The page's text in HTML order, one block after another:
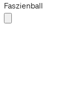
Faszienball